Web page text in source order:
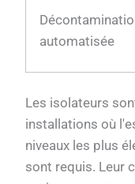
automatisée
Les isolateurs
installations où
niveaux les plus
sont requis. Leur